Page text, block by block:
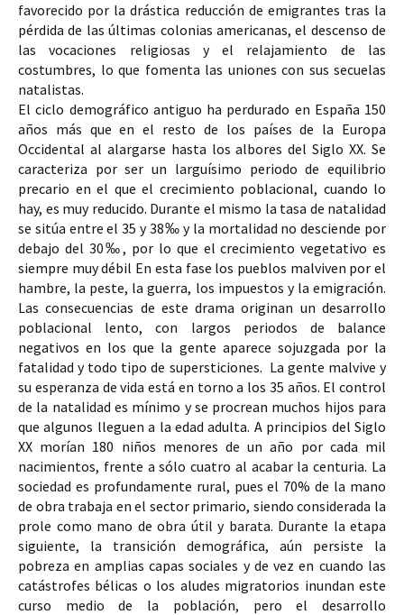
favorecido por la drástica reducción de emigrantes tras la
pérdida de las últimas colonias americanas, el descenso de
las vocaciones religiosas y el relajamiento de las
costumbres, lo que fomenta las uniones con sus secuelas
natalistas.
El ciclo demográfico antiguo ha perdurado en España 150
años más que en el resto de los países de la Europa
Occidental al alargarse hasta los albores del Siglo XX. Se
caracteriza por ser un larguísimo periodo de equilibrio
precario en el que el crecimiento poblacional, cuando lo
hay, es muy reducido. Durante el mismo la tasa de natalidad
se sitúa entre el 35 y 38‰ y la mortalidad no desciende por
debajo del 30‰, por lo que el crecimiento vegetativo es
siempre muy débil En esta fase los pueblos malviven por el
hambre, la peste, la guerra, los impuestos y la emigración.
Las consecuencias de este drama originan un desarrollo
poblacional lento, con largos periodos de balance
negativos en los que la gente aparece sojuzgada por la
fatalidad y todo tipo de supersticiones. La gente malvive y
su esperanza de vida está en torno a los 35 años. El control
de la natalidad es mínimo y se procrean muchos hijos para
que algunos lleguen a la edad adulta. A principios del Siglo
XX morían 180 niños menores de un año por cada mil
nacimientos, frente a sólo cuatro al acabar la centuria. La
sociedad es profundamente rural, pues el 70% de la mano
de obra trabaja en el sector primario, siendo considerada la
prole como mano de obra útil y barata. Durante la etapa
siguiente, la transición demográfica, aún persiste la
pobreza en amplias capas sociales y de vez en cuando las
catástrofes bélicas o los aludes migratorios inundan este
curso medio de la población, pero el desarrollo